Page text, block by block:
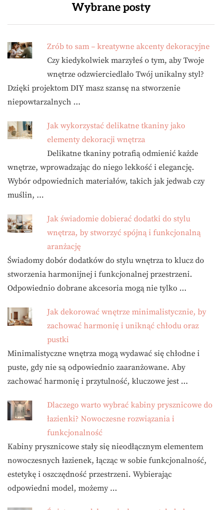
Wybrane posty
Zrób to sam – kreatywne akcenty dekoracyjne
Czy kiedykolwiek marzyłeś o tym, aby Twoje
wnętrze odzwierciedlało Twój unikalny styl?
Dzięki projektom DIY masz szansę na stworzenie
niepowtarzalnych …
Jak wykorzystać delikatne tkaniny jako
elementy dekoracji wnętrza
Delikatne tkaniny potrafią odmienić każde
wnętrze, wprowadzając do niego lekkość i elegancję.
Wybór odpowiednich materiałów, takich jak jedwab czy
muślin, …
Jak świadomie dobierać dodatki do stylu
wnętrza, by stworzyć spójną i funkcjonalną
aranżację
Świadomy dobór dodatków do stylu wnętrza to klucz do
stworzenia harmonijnej i funkcjonalnej przestrzeni.
Odpowiednio dobrane akcesoria mogą nie tylko …
Jak dekorować wnętrze minimalistycznie, by
zachować harmonię i uniknąć chłodu oraz
pustki
Minimalistyczne wnętrza mogą wydawać się chłodne i
puste, gdy nie są odpowiednio zaaranżowane. Aby
zachować harmonię i przytulność, kluczowe jest …
Dlaczego warto wybrać kabiny prysznicowe do
łazienki? Nowoczesne rozwiązania i
funkcjonalność
Kabiny prysznicowe stały się nieodłącznym elementem
nowoczesnych łazienek, łącząc w sobie funkcjonalność,
estetykę i oszczędność przestrzeni. Wybierając
odpowiedni model, możemy …